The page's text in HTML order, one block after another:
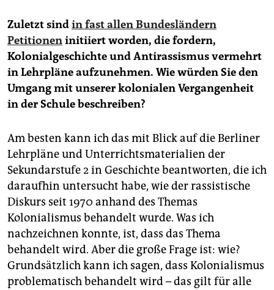
Zuletzt sindin fast allen Bundesländern
Petitioneninitiiert worden, die fordern,
Kolonialgeschichte und Antirassismus vermehrt
in Lehrpläne aufzunehmen. Wie würden Sie den
Umgang mit unserer kolonialen Vergangenheit
in der Schule beschreiben?
Am besten kann ich das mit Blick auf die Berliner
Lehrpläne und Unterrichtsmaterialien der
Sekundarstufe 2 in Geschichte beantworten, die ich
daraufhin untersucht habe, wie der rassistische
Diskurs seit 1970 anhand des Themas
Kolonialismus behandelt wurde. Was ich
nachzeichnen konnte, ist, dass das Thema
behandelt wird. Aber die große Frage ist: wie?
Grundsätzlich kann ich sagen, dass Kolonialismus
problematisch behandelt wird – das gilt für alle